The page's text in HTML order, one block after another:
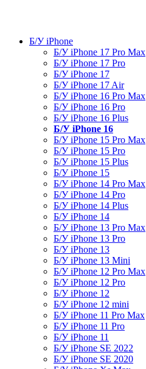
Б/У iPhone
Б/У iPhone 17 Pro Max
Б/У iPhone 17 Pro
Б/У iPhone 17
Б/У iPhone 17 Air
Б/У iPhone 16 Pro Max
Б/У iPhone 16 Pro
Б/У iPhone 16 Plus
Б/У iPhone 16
Б/У iPhone 15 Pro Max
Б/У iPhone 15 Pro
Б/У iPhone 15 Plus
Б/У iPhone 15
Б/У iPhone 14 Pro Max
Б/У iPhone 14 Pro
Б/У iPhone 14 Plus
Б/У iPhone 14
Б/У iPhone 13 Pro Max
Б/У iPhone 13 Pro
Б/У iPhone 13
Б/У iPhone 13 Mini
Б/У iPhone 12 Pro Max
Б/У iPhone 12 Pro
Б/У iPhone 12
Б/У iPhone 12 mini
Б/У iPhone 11 Pro Max
Б/У iPhone 11 Pro
Б/У iPhone 11
Б/У iPhone SE 2022
Б/У iPhone SE 2020